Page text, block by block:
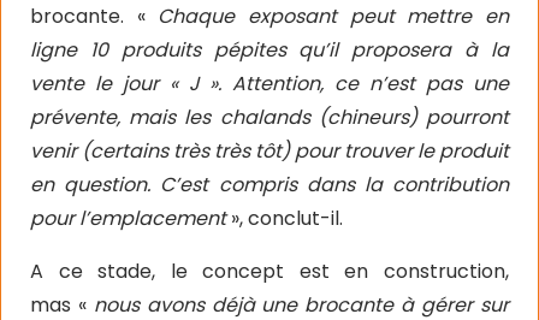
brocante. « Chaque exposant peut mettre en
ligne 10 produits pépites qu’il proposera à la
vente le jour « J ». Attention, ce n’est pas une
prévente, mais les chalands (chineurs) pourront
venir (certains très très tôt) pour trouver le produit
en question. C’est compris dans la contribution
pour l’emplacement», conclut-il.
A ce stade, le concept est en construction,
mas «nous avons déjà une brocante à gérer sur